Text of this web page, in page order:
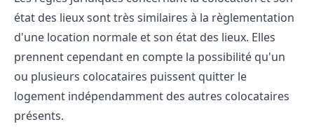
état des lieux sont très similaires à la règlementation
d'une location normale et son état des lieux. Elles
prennent cependant en compte la possibilité qu'un
ou plusieurs colocataires puissent quitter le
logement indépendamment des autres colocataires
présents.